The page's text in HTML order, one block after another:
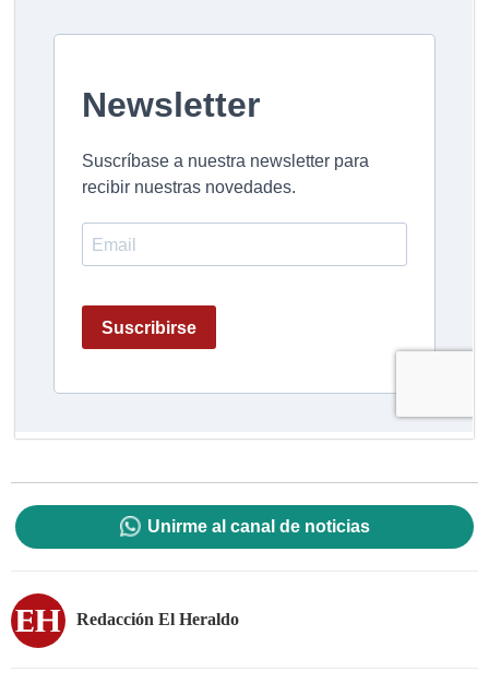
Unirme al canal de noticias
Redacción El Heraldo